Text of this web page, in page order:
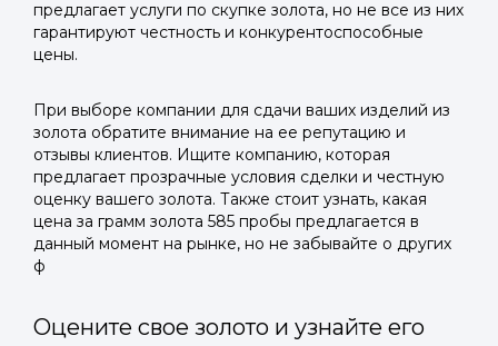
предлагает услуги по скупке золота, но не все из них
гарантируют честность и конкурентоспособные
цены.
При выборе компании для сдачи ваших изделий из
золота обратите внимание на ее репутацию и
отзывы клиентов. Ищите компанию, которая
предлагает прозрачные условия сделки и честную
оценку вашего золота. Также стоит узнать, какая
цена за грамм золота 585 пробы предлагается в
данный момент на рынке, но не забывайте о других
ф
Оцените свое золото и узнайте его